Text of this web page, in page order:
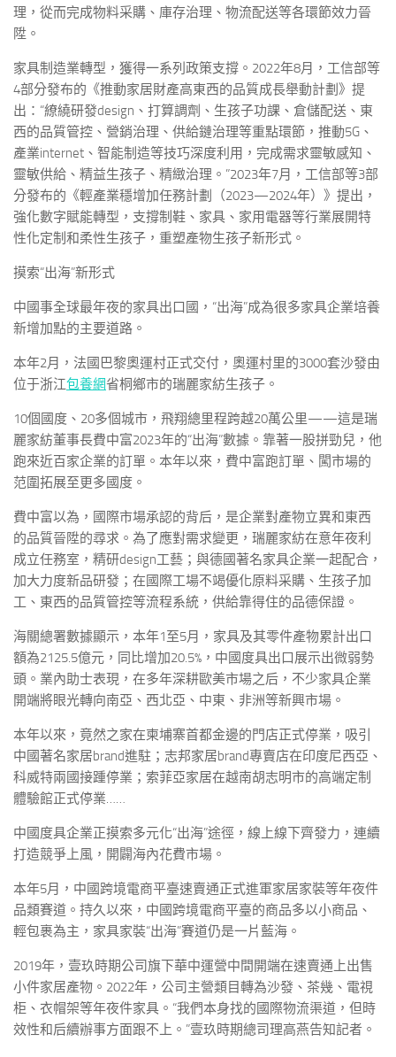
理，從而完成物料采購、庫存治理、物流配送等各環節效力晉
陞。
家具制造業轉型，獲得一系列政策支撐。2022年8月，工信部等
4部分發布的《推動家居財產高東西的品質成長舉動計劃》提
出：“繚繞研發design、打算調劑、生孩子功課、倉儲配送、東
西的品質管控、營銷治理、供給鏈治理等重點環節，推動5G、
產業internet、智能制造等技巧深度利用，完成需求靈敏感知、
靈敏供給、精益生孩子、精緻治理。”2023年7月，工信部等3部
分發布的《輕產業穩增加任務計劃（2023—2024年）》提出，
強化數字賦能轉型，支撐制鞋、家具、家用電器等行業展開特
性化定制和柔性生孩子，重塑產物生孩子新形式。
摸索“出海”新形式
中國事全球最年夜的家具出口國，“出海”成為很多家具企業培養
新增加點的主要道路。
本年2月，法國巴黎奧運村正式交付，奧運村里的3000套沙發由
位于浙江包養網省桐鄉市的瑞麗家紡生孩子。
10個國度、20多個城市，飛翔總里程跨越20萬公里——這是瑞
麗家紡董事長費中富2023年的“出海”數據。靠著一股拼勁兒，他
跑來近百家企業的訂單。本年以來，費中富跑訂單、闖市場的
范圍拓展至更多國度。
費中富以為，國際市場承認的背后，是企業對產物立異和東西
的品質晉陞的尋求。為了應對需求變更，瑞麗家紡在意年夜利
成立任務室，精研design工藝；與德國著名家具企業一起配合，
加大力度新品研發；在國際工場不竭優化原料采購、生孩子加
工、東西的品質管控等流程系統，供給靠得住的品德保證。
海關總署數據顯示，本年1至5月，家具及其零件產物累計出口
額為2125.5億元，同比增加20.5%，中國度具出口展示出微弱勢
頭。業內助士表現，在多年深耕歐美市場之后，不少家具企業
開端將眼光轉向南亞、西北亞、中東、非洲等新興市場。
本年以來，竟然之家在柬埔寨首都金邊的門店正式停業，吸引
中國著名家居brand進駐；志邦家居brand專賣店在印度尼西亞、
科威特兩國接踵停業；索菲亞家居在越南胡志明市的高端定制
體驗館正式停業……
中國度具企業正摸索多元化“出海”途徑，線上線下齊發力，連續
打造競爭上風，開闢海內花費市場。
本年5月，中國跨境電商平臺速賣通正式進軍家居家裝等年夜件
品類賽道。持久以來，中國跨境電商平臺的商品多以小商品、
輕包裹為主，家具家裝“出海”賽道仍是一片藍海。
2019年，壹玖時期公司旗下華中運營中間開端在速賣通上出售
小件家居產物。2022年，公司主營類目轉為沙發、茶幾、電視
柜、衣帽架等年夜件家具。“我們本身找的國際物流渠道，但時
效性和后續辦事方面跟不上。”壹玖時期總司理高燕告知記者。